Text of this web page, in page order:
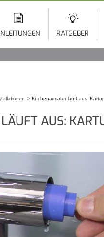
RATGEBER
Küchenarmatur läuft aus:
AUS: